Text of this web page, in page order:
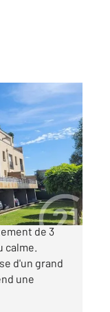
avec
de 3
calme.
d'un grand
une